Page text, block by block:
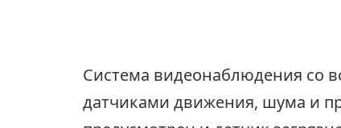
Система видеонаблюдения со
датчиками движения, шума и